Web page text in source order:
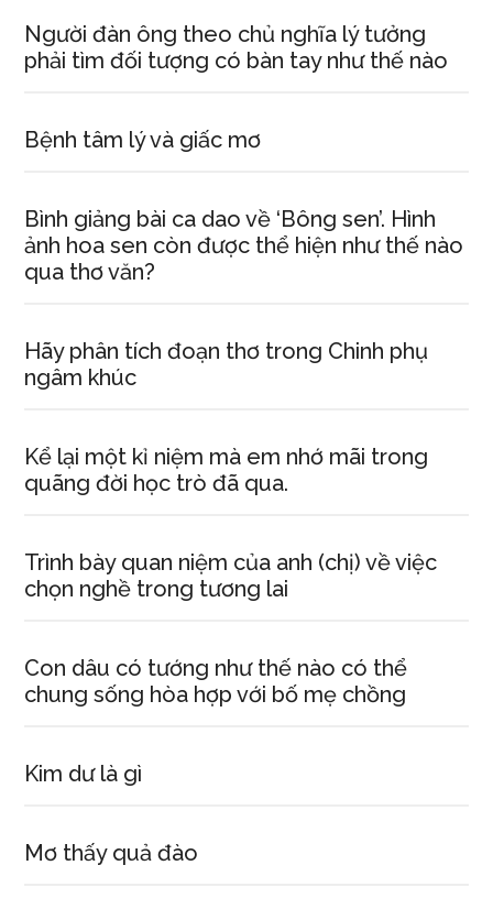
Người đàn ông theo chủ nghĩa lý tưởng
phải tìm đối tượng có bàn tay như thế nào
Bệnh tâm lý và giấc mơ
Bình giảng bài ca dao về ‘Bông sen’. Hình
ảnh hoa sen còn được thể hiện như thế nào
qua thơ văn?
Hãy phân tích đoạn thơ trong Chinh phụ
ngâm khúc
Kể lại một kỉ niệm mà em nhớ mãi trong
quãng đời học trò đã qua.
Trình bày quan niệm của anh (chị) về việc
chọn nghề trong tương lai
Con dâu có tướng như thế nào có thể
chung sống hòa hợp với bố mẹ chồng
Kim dư là gì
Mơ thấy quả đào